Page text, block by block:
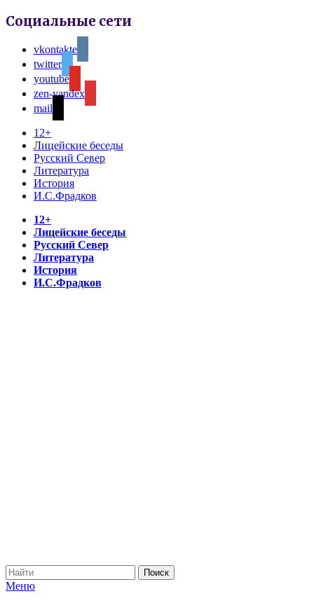
Социальные сети
vkontakte
twitter
youtube
zen-yandex
mail
12+
Лицейские беседы
Русский Север
Литература
История
И.С.Фрадков
12+
Лицейские беседы
Русский Север
Литература
История
И.С.Фрадков
Меню